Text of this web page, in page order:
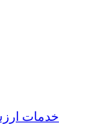
خدمات